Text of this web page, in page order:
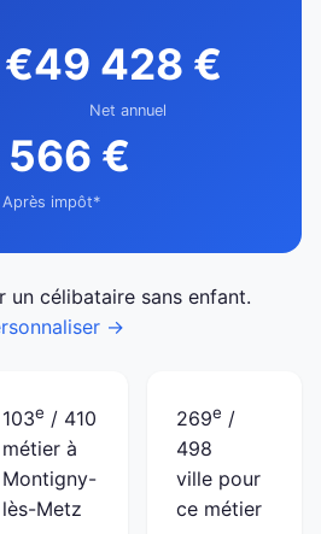
49 428 €
Net annuel
566 €
Après impôt*
un célibataire sans enfant.
→
103e / 410
métier à
Montigny-
lès-Metz
269e /
498
ville pour
ce métier